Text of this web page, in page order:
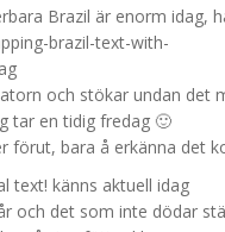
Brazil är enorm idag,
och stökar undan det
tar en tidig fredag 🙂
förut, bara å erkänna det
text! känns aktuell idag
och det som inte dödar